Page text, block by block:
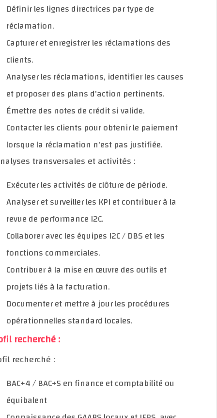
Définir les lignes directrices par type de
réclamation.
Capturer et enregistrer les réclamations des
clients.
Analyser les réclamations, identifier les causes
et proposer des plans d'action pertinents.
Émettre des notes de crédit si valide.
Contacter les clients pour obtenir le paiement
lorsque la réclamation n'est pas justifiée.
- Analyses transversales et activités :
Exécuter les activités de clôture de période.
Analyser et surveiller les KPI et contribuer à la
revue de performance I2C.
Collaborer avec les équipes I2C / DBS et les
fonctions commerciales.
Contribuer à la mise en œuvre des outils et
projets liés à la facturation.
Documenter et mettre à jour les procédures
opérationnelles standard locales.
Profil recherché :
Profil recherché :
BAC+4 / BAC+5 en finance et comptabilité ou
équibalent